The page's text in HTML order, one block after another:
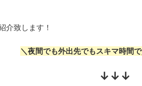
介致します！
＼夜間でも外出先でもスキマ時間
↓↓↓